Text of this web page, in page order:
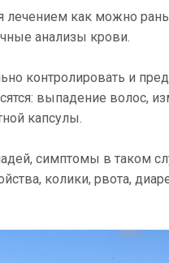
лечением как можно
анализы крови.
контролировать и
выпадение волос,
капсулы.
симптомы в таком
колики, рвота,